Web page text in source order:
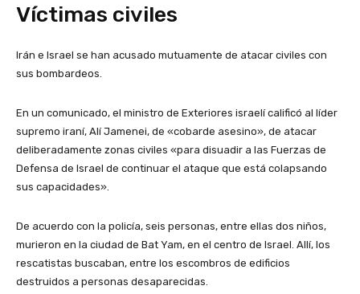
Víctimas civiles
Irán e Israel se han acusado mutuamente de atacar civiles con
sus bombardeos.
En un comunicado, el ministro de Exteriores israelí calificó al líder
supremo iraní, Alí Jamenei, de «cobarde asesino», de atacar
deliberadamente zonas civiles «para disuadir a las Fuerzas de
Defensa de Israel de continuar el ataque que está colapsando
sus capacidades».
De acuerdo con la policía, seis personas, entre ellas dos niños,
murieron en la ciudad de Bat Yam, en el centro de Israel. Allí, los
rescatistas buscaban, entre los escombros de edificios
destruidos a personas desaparecidas.